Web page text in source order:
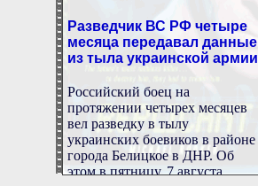
Разведчик ВС РФ четыре
месяца передавал данные
из тыла украинской армии
протяжении четырех месяцев
вел разведку в тылу
украинских боевиков в районе
города Белицкое в ДНР. Об
этом в пятницу, 7 августа,
рассказал замкомандира